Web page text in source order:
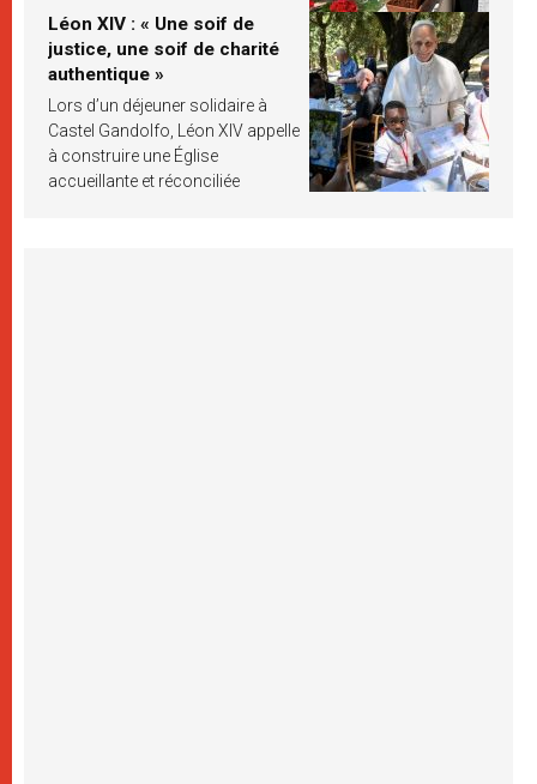
Léon XIV : « Une soif de
justice, une soif de charité
authentique »
Lors d’un déjeuner solidaire à
Castel Gandolfo, Léon XIV appelle
à construire une Église
accueillante et réconciliée